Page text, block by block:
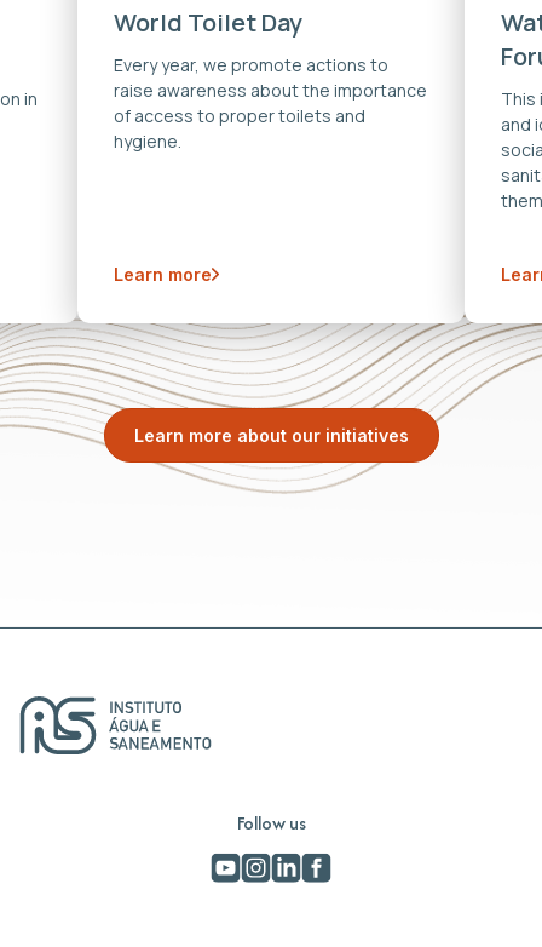
in
World Toilet Day
Every year, we promote actions to
raise awareness about the importance
of access to proper toilets and
hygiene.
Learn more
This
and
Learn more about our initiatives
Follow us